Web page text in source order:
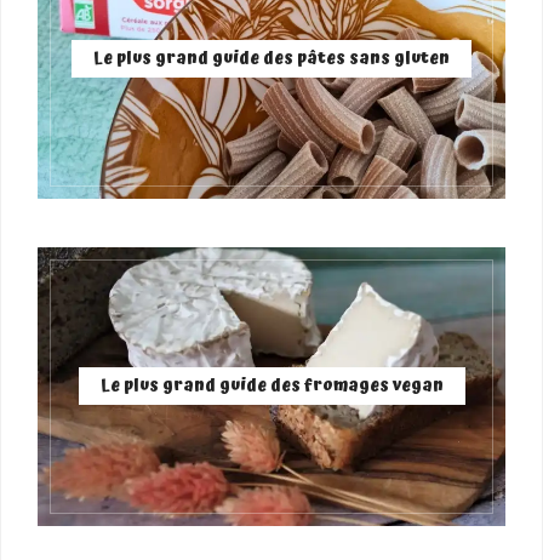
Le plus grand guide des pâtes sans gluten
Le plus grand guide des fromages vegan